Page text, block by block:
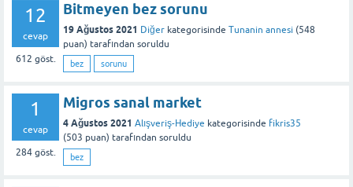
12
cevap
612 göst.
Bitmeyen bez sorunu
19 Ağustos 2021 Diğer kategorisinde Tunanin annesi (548
puan) tarafından soruldu
bez sorunu
1
cevap
284göst.
Migros sanal market
4 Ağustos 2021 Alışveriş-Hediye kategorisinde fikris35
(503 puan) tarafından soruldu
bez